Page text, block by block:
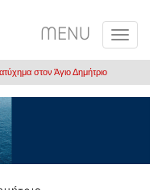
MENU
στον Άγιο Δημήτριο